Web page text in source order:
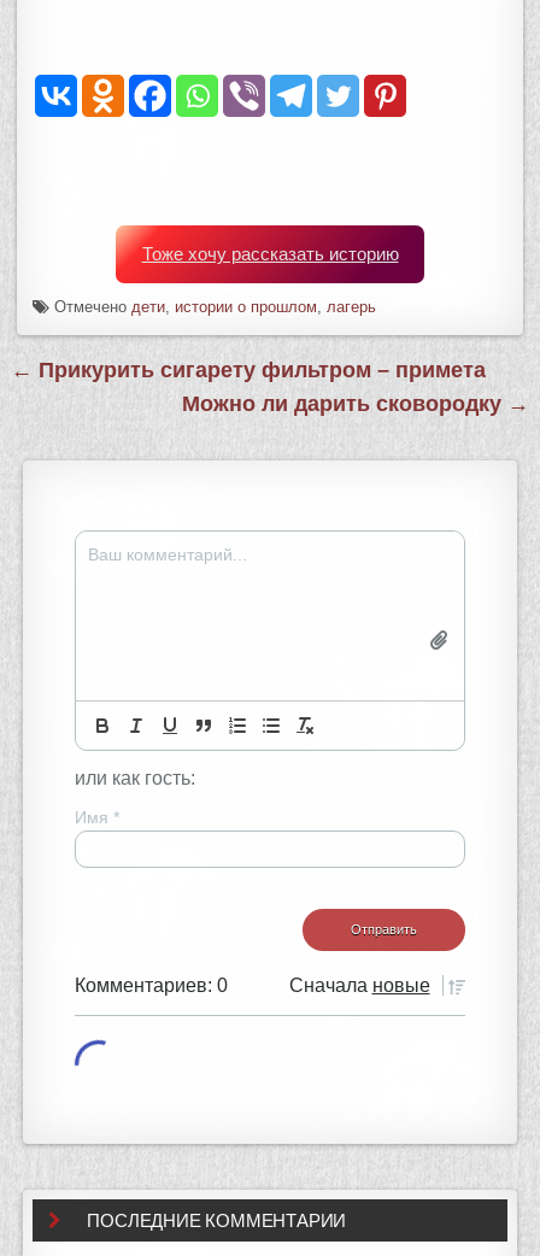
Тоже хочу рассказать историю
Отмечено дети истории о прошлом лагерь
Навигация
по
← Прикурить сигарету фильтром – примета
Можно ли дарить сковородку →
или как гость:
Имя *
Комментариев: 0 Сначала новые
ПОСЛЕДНИЕ КОММЕНТАРИИ